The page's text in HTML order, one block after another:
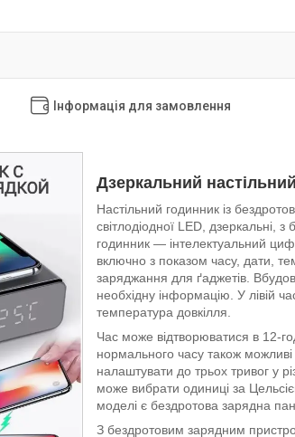
Інформація для замовлення
Дзеркальний
Настільний годинник із
світлодіодної LED, дзеркальні,
годинник — інтелектуальний
включно з показом часу, дати,
заряджання для ґаджетів.
необхідну інформацію. У лівій
температура довкілля.
Час може відтворюватися в 12-
нормального часу також
налаштувати до трьох тривог у
може вибрати одиниці за
моделі є бездротова зарядна
З бездротовим зарядним